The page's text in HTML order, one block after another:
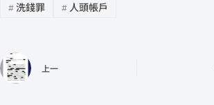
#洗錢罪 #人頭帳戶
上一